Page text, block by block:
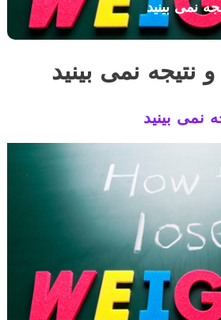
نمی بینید
نتیجه نمی بینید
نمی بینید